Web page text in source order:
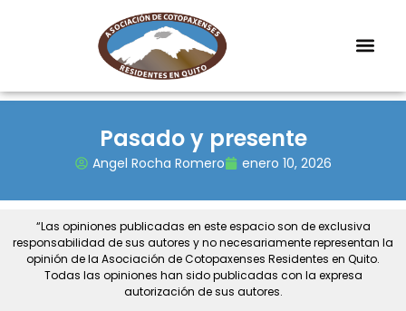
Pasado y presente
Angel Rocha Romero enero 10, 2026
“Las opiniones publicadas en este espacio son de exclusiva
responsabilidad de sus autores y no necesariamente representan la
opinión de la Asociación de Cotopaxenses Residentes en Quito.
Todas las opiniones han sido publicadas con la expresa
autorización de sus autores.